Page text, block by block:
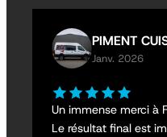
PIMENT
Janv. 2026
Un immense merci à
Le résultat final est